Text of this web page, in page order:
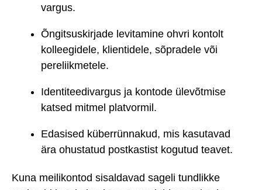
vargus.
Õngitsuskirjade levitamine ohvri kontolt
kolleegidele, klientidele, sõpradele või
pereliikmetele.
Identiteedivargus ja kontode ülevõtmise
katsed mitmel platvormil.
Edasised küberrünnakud, mis kasutavad
ära ohustatud postkastist kogutud teavet.
Kuna meilikontod sisaldavad sageli tundlikke